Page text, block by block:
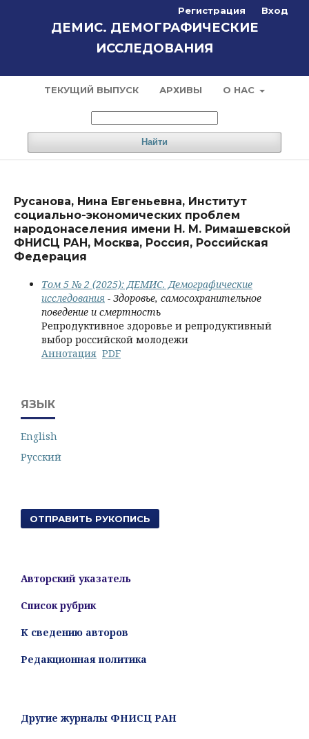
ДЕМИС. ДЕМОГРАФИЧЕСКИЕ
ИССЛЕДОВАНИЯ
ТЕКУЩИЙ ВЫПУСК АРХИВЫ О НАС
Найти
Регистрация Вход
Русанова, Нина Евгеньевна, Институт
социально-экономических проблем
народонаселения имени Н. М. Римашевской
ФНИСЦ РАН, Москва, Россия, Российская
Федерация
Том 5 № 2 (2025): ДЕМИС. Демографические
исследования - Здоровье, самосохранительное
поведение и смертность
Репродуктивное здоровье и репродуктивный
выбор российской молодежи
Аннотация PDF
ЯЗЫК
English
Русский
ОТПРАВИТЬ РУКОПИСЬ
Авторский указатель
Список рубрик
К сведению авторов
Редакционная политика
Другие журналы ФНИСЦ РАН